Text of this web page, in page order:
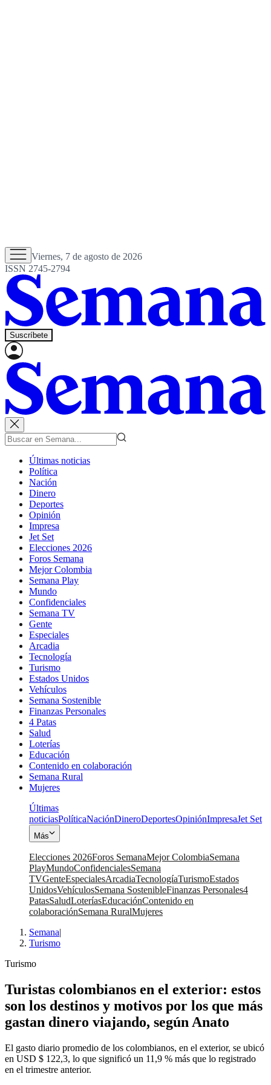
Viernes, 7 de agosto de 2026
ISSN 2745-2794
Suscríbete
Últimas noticias
Política
Nación
Dinero
Deportes
Opinión
Impresa
Jet Set
Elecciones 2026
Foros Semana
Mejor Colombia
Semana Play
Mundo
Confidenciales
Semana TV
Gente
Especiales
Arcadia
Tecnología
Turismo
Estados Unidos
Vehículos
Semana Sostenible
Finanzas Personales
4 Patas
Salud
Loterías
Educación
Contenido en colaboración
Semana Rural
Mujeres
Últimas
noticiasPolíticaNaciónDineroDeportesOpiniónImpresaJet Set
Más
Elecciones 2026Foros SemanaMejor ColombiaSemana
PlayMundoConfidencialesSemana
TVGenteEspecialesArcadiaTecnologíaTurismoEstados
UnidosVehículosSemana SostenibleFinanzas Personales4
PatasSaludLoteríasEducaciónContenido en
colaboraciónSemana RuralMujeres
Semana|
Turismo
Turismo
Turistas colombianos en el exterior: estos
son los destinos y motivos por los que más
gastan dinero viajando, según Anato
El gasto diario promedio de los colombianos, en el exterior, se ubicó
en USD $ 122,3, lo que significó un 11,9 % más que lo registrado
en el trimestre anterior.